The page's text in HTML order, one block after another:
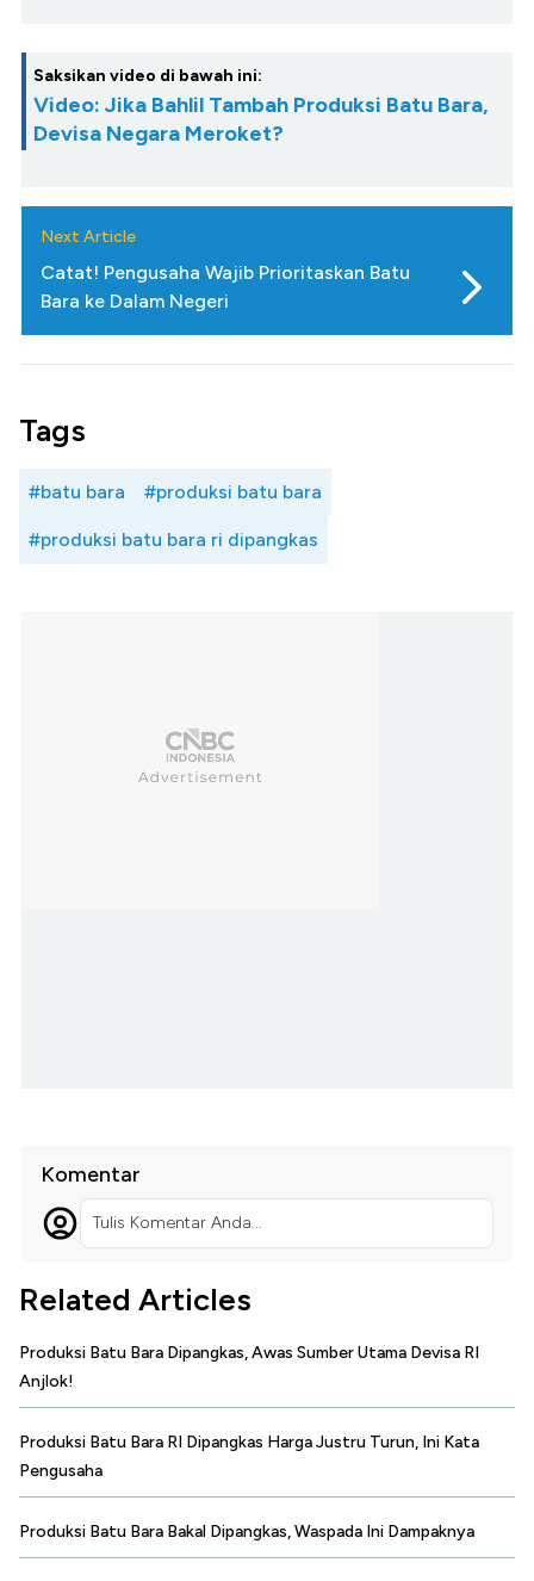
Saksikan video di bawah ini:
Video: Jika Bahlil Tambah Produksi Batu Bara,
Devisa Negara Meroket?
Next Article
Catat! Pengusaha Wajib Prioritaskan Batu
Bara ke Dalam Negeri
Tags
#batu bara #produksi batu bara
#produksi batu bara ri dipangkas
Komentar
Tulis Komentar Anda...
Related Articles
Produksi Batu Bara Dipangkas, Awas Sumber Utama Devisa RI
Anjlok!
Produksi Batu Bara RI Dipangkas Harga Justru Turun, Ini Kata
Pengusaha
Produksi Batu Bara Bakal Dipangkas, Waspada Ini Dampaknya